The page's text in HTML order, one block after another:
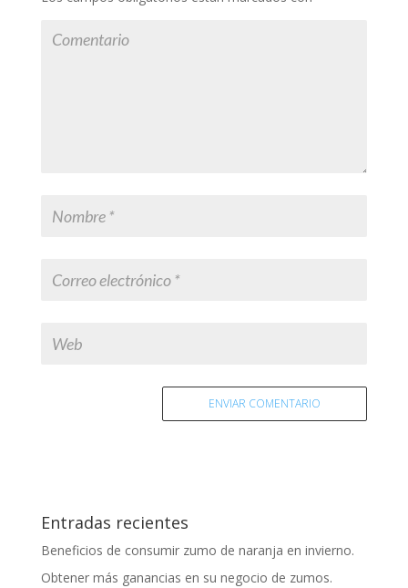
Entradas recientes
Beneficios de consumir zumo de naranja en invierno.
Obtener más ganancias en su negocio de zumos.